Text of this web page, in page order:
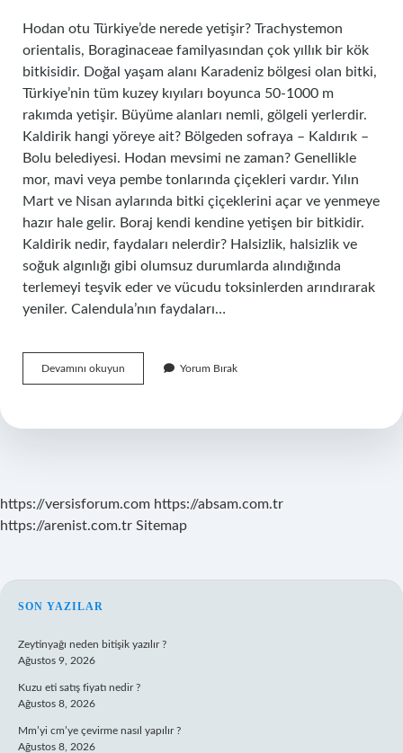
Hodan otu Türkiye’de nerede yetişir? Trachystemon
orientalis, Boraginaceae familyasından çok yıllık bir kök
bitkisidir. Doğal yaşam alanı Karadeniz bölgesi olan bitki,
Türkiye’nin tüm kuzey kıyıları boyunca 50-1000 m
rakımda yetişir. Büyüme alanları nemli, gölgeli yerlerdir.
Kaldirik hangi yöreye ait? Bölgeden sofraya – Kaldırık –
Bolu belediyesi. Hodan mevsimi ne zaman? Genellikle
mor, mavi veya pembe tonlarında çiçekleri vardır. Yılın
Mart ve Nisan aylarında bitki çiçeklerini açar ve yenmeye
hazır hale gelir. Boraj kendi kendine yetişen bir bitkidir.
Kaldirik nedir, faydaları nelerdir? Halsizlik, halsizlik ve
soğuk algınlığı gibi olumsuz durumlarda alındığında
terlemeyi teşvik eder ve vücudu toksinlerden arındırarak
yeniler. Calendula’nın faydaları…
Devamını okuyun
Hangi
Yorum Bırak
https://versisforum.com https://absam.com.tr
https://arenist.com.tr Sitemap
SIDEBAR
SON YAZILAR
Zeytinyağı neden bitişik yazılır ?
Ağustos 9, 2026
Kuzu eti satış fiyatı nedir ?
Ağustos 8, 2026
Mm’yi cm’ye çevirme nasıl yapılır ?
Ağustos 8, 2026